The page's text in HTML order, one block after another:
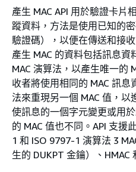
產生 MAC API 用於驗證卡片
蹤資料，方法是使用已知的
驗證碼），以便在傳送和接
產生 MAC 的資料包括訊息資
MAC 演算法，以產生唯一的
收者將使用相同的 MAC 訊息
法來重現另一個 MAC 值，
使訊息的一個字元變更或用
的 MAC 值也不同。API 支援
1 和 ISO 9797-1 演算法 3
生的 DUKPT 金鑰）、HMAC